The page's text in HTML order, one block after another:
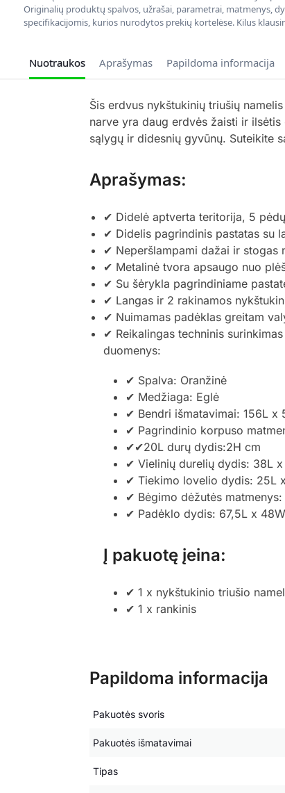
Originalių produktų spalvos, užrašai, parametrai, matmenys,
specifikacijomis, kurios nurodytos prekių kortelėse. Kilus
Nuotraukos Aprašymas Papildoma informacija
Šis erdvus nykštukinių triušių
narve yra daug erdvės žaisti ir
sąlygų ir didesnių gyvūnų. Suteikite
Aprašymas:
✔ Didelė aptverta teritorija, 5
✔ Didelis pagrindinis pastatas su
✔ Neperšlampami dažai ir stogas
✔ Metalinė tvora apsaugo nuo
✔ Su šėrykla pagrindiniame
✔ Langas ir 2 rakinamos
✔ Nuimamas padėklas greitam
✔ Reikalingas techninis surinkimas
duomenys:
✔ Spalva: Oranžinė
✔ Medžiaga: Eglė
✔ Bendri išmatavimai: 156L x
✔ Pagrindinio korpuso
✔✔20L durų dydis:2H cm
✔ Vielinių durelių dydis: 38L
✔ Tiekimo lovelio dydis: 25L
✔ Bėgimo dėžutės
✔ Padėklo dydis: 67,5L x
Į pakuotę įeina:
✔ 1 x nykštukinio triušio
✔ 1 x rankinis
Papildoma informacija
Pakuotės svoris
Pakuotės išmatavimai
Tipas